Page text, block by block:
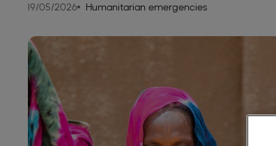
19/05/2026 Humanitarian emergencies